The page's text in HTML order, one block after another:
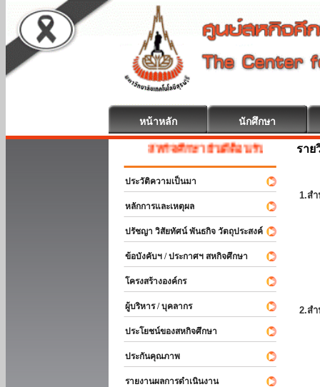
หน้าหลัก นักศึกษา
สหกิจศึกษา ยินดีต้อนรับ
ประวัติความเป็นมา
หลักการและเหตุผล
ปรัชญา วิสัยทัศน์ พันธกิจ วัตถุประสงค์
ข้อบังคับฯ / ประกาศฯ สหกิจศึกษา
โครงสร้างองค์กร
ผู้บริหาร / บุคลากร
ประโยชน์ของสหกิจศึกษา
ประกันคุณภาพ
รายงานผลการดำเนินงาน
ราย
1.ส
2.ส